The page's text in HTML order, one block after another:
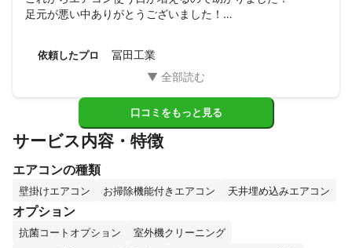
足元が悪い中ありがとうございました！
依頼したプロ 冨田工業
口コミをもっと見る
サービス内容・特徴
エアコンの種類
壁掛けエアコン お掃除機能付きエアコン 天井埋め込みエアコン
オプション
抗菌コートオプション
室外機クリーニング